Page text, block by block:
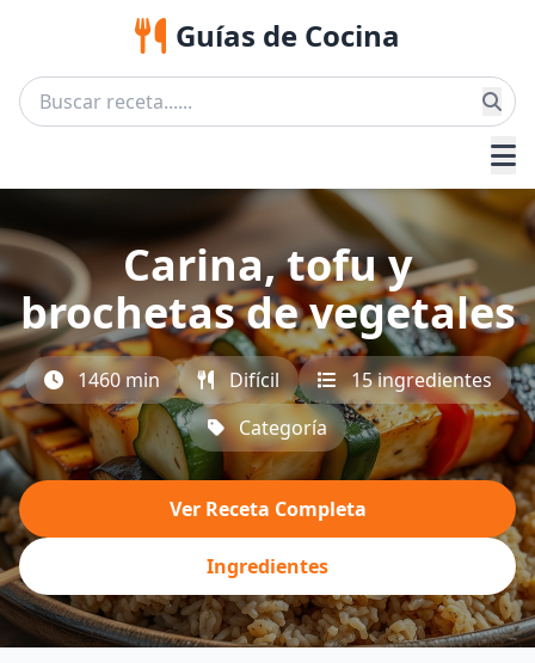
Guías de Cocina
Carina, tofu y
brochetas de vegetales
1460 min Difícil
15 ingredientes
Categoría
Ver Receta Completa
Ingredientes